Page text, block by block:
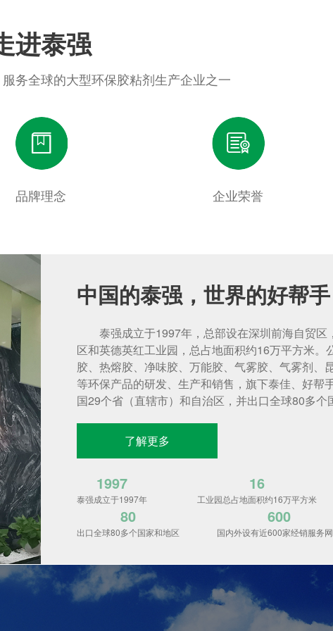
进泰强
务全球的大型环保胶粘剂生产企业之一
品牌理念 企业荣誉
中国的泰强，世界的好帮手
泰强成立于1997年，总部设在深圳前海自贸
区和英德英红工业园，总占地面积约16万平方米。
胶、热熔胶、净味胶、万能胶、气雾胶、气雾剂、
等环保产品的研发、生产和销售，旗下泰佳、好帮
国29个省（直辖市）和自治区，并出口全球80多个
了解更多
1997
泰强成立于1997年
16
工业园总占地面积约16万平方米
80
出口全球80多个国家和地区
600
国内外设有近600家经销服务